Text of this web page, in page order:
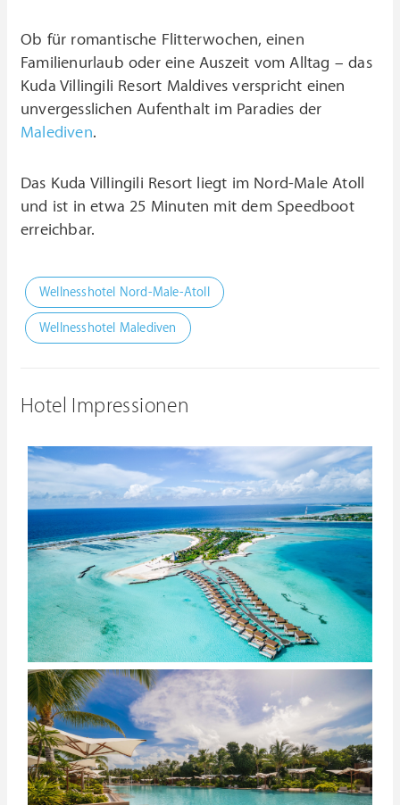
Ob für romantische Flitterwochen, einen
Familienurlaub oder eine Auszeit vom Alltag – das
Kuda Villingili Resort Maldives verspricht einen
unvergesslichen Aufenthalt im Paradies der
Malediven.
Das Kuda Villingili Resort liegt im Nord-Male Atoll
und ist in etwa 25 Minuten mit dem Speedboot
erreichbar.
Wellnesshotel Nord-Male-Atoll
Wellnesshotel Malediven
Hotel Impressionen